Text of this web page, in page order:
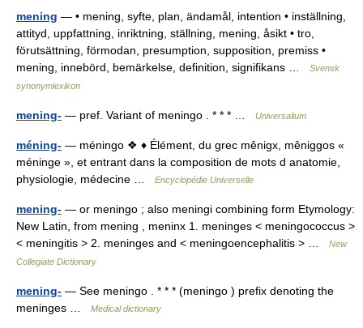
mening — • mening, syfte, plan, ändamål, intention • inställning,
attityd, uppfattning, inriktning, ställning, mening, åsikt • tro,
förutsättning, förmodan, presumption, supposition, premiss •
mening, innebörd, bemärkelse, definition, signifikans …
Svensk
synonymlexikon
mening- — pref. Variant of meningo . * * * … Universalium
méning- — méningo ❖ ♦ Élément, du grec mênigx, mêniggos «
méninge », et entrant dans la composition de mots d anatomie,
physiologie, médecine …
Encyclopédie Universelle
mening- — or meningo ; also meningi combining form Etymology:
New Latin, from mening , meninx 1. meninges < meningococcus >
< meningitis > 2. meninges and < meningoencephalitis > …
New
Collegiate Dictionary
mening- — See meningo . * * * (meningo ) prefix denoting the
meninges …
Medical dictionary